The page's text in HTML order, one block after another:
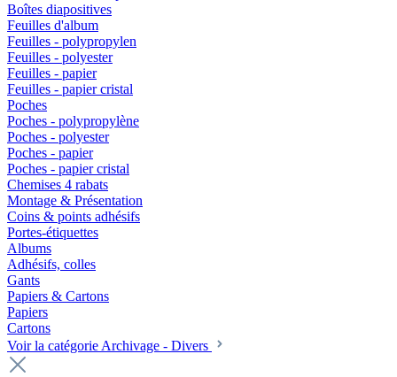
Boîtes diapositives
Feuilles d'album
Feuilles - polypropylen
Feuilles - polyester
Feuilles - papier
Feuilles - papier cristal
Poches
Poches - polypropylène
Poches - polyester
Poches - papier
Poches - papier cristal
Chemises 4 rabats
Montage & Présentation
Coins & points adhésifs
Portes-étiquettes
Albums
Adhésifs, colles
Gants
Papiers & Cartons
Papiers
Cartons
Voir la catégorie Archivage - Divers